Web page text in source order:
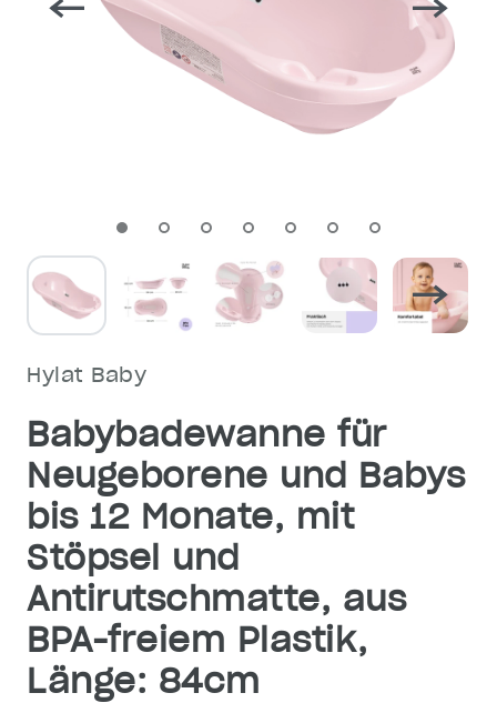
Hylat Baby
Babybadewanne für
Neugeborene und Babys
bis 12 Monate, mit
Stöpsel und
Antirutschmatte, aus
BPA-freiem Plastik,
Länge: 84cm